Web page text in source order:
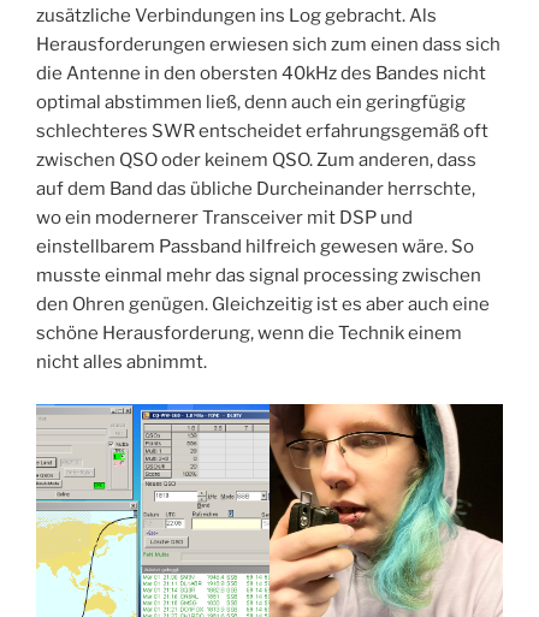
zusätzliche Verbindungen ins Log gebracht. Als
Herausforderungen erwiesen sich zum einen dass sich
die Antenne in den obersten 40kHz des Bandes nicht
optimal abstimmen ließ, denn auch ein geringfügig
schlechteres SWR entscheidet erfahrungsgemäß oft
zwischen QSO oder keinem QSO. Zum anderen, dass
auf dem Band das übliche Durcheinander herrschte,
wo ein modernerer Transceiver mit DSP und
einstellbarem Passband hilfreich gewesen wäre. So
musste einmal mehr das signal processing zwischen
den Ohren genügen. Gleichzeitig ist es aber auch eine
schöne Herausforderung, wenn die Technik einem
nicht alles abnimmt.